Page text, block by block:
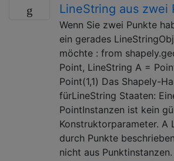
LineString aus zwei
Wenn Sie zwei Punkte
ein gerades
möchte : from
Point, LineString A =
Point(1,1) Das Shapely-
fürLineString Staaten:
PointInstanzen ist kein
Konstruktorparameter. A
durch Punkte
nicht aus